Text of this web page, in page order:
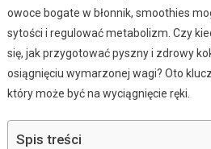
owoce bogate w błonnik, smoothies
sytości i regulować metabolizm. Czy
się, jak przygotować pyszny i zdrowy
osiągnięciu wymarzonej wagi? Oto
który może być na wyciągnięcie ręki.
Spis treści